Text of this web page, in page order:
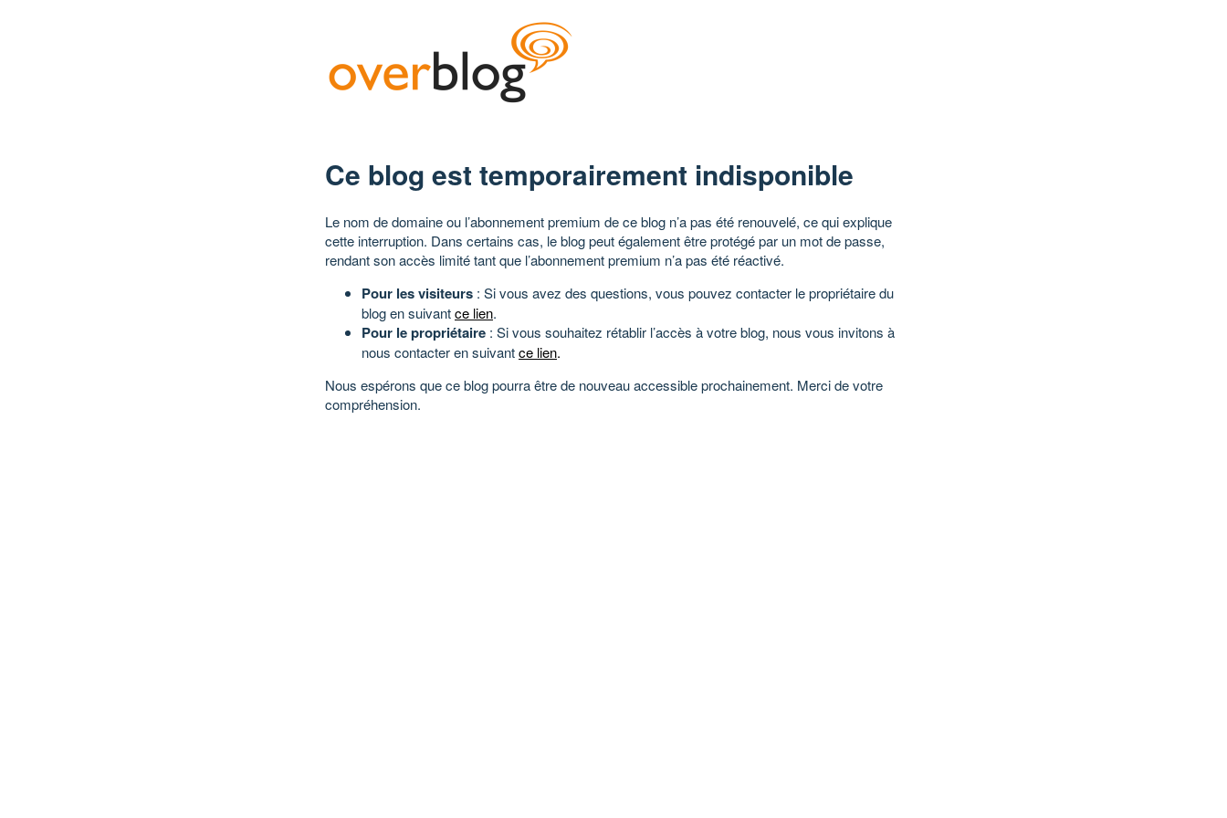
Ce blog est temporairement indisponible
Le nom de domaine ou l’abonnement premium de ce blog n’a pas été renouvelé, ce qui explique
cette interruption. Dans certains cas, le blog peut également être protégé par un mot de passe,
rendant son accès limité tant que l’abonnement premium n’a pas été réactivé.
Pour les visiteurs : Si vous avez des questions, vous pouvez contacter le propriétaire du
blog en suivantce lien.
Pour le propriétaire : Si vous souhaitez rétablir l’accès à votre blog, nous vous invitons à
nous contacter en suivantce lien.
Nous espérons que ce blog pourra être de nouveau accessible prochainement. Merci de votre
compréhension.